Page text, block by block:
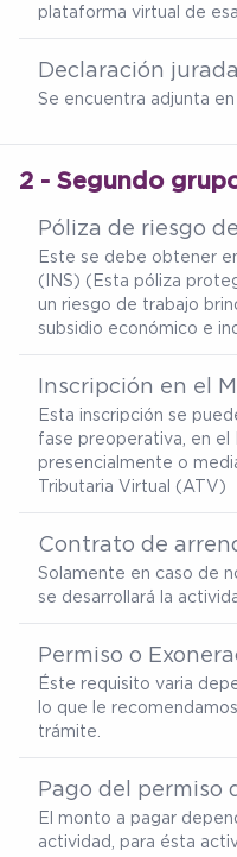
plataforma virtual de
Declaración jurada
Se encuentra adjunta
2 - Segundo
Póliza de riesgo
Este se debe obtener
(INS) (Esta póliza
un riesgo de trabajo
subsidio económico e
Inscripción en el
Esta inscripción se
fase preoperativa, en el
presencialmente o
Tributaria Virtual (ATV)
Contrato de
Solamente en caso de
se desarrollará la
Permiso o
Éste requisito varia
lo que le
trámite.
Pago del permiso
El monto a pagar
actividad, para ésta